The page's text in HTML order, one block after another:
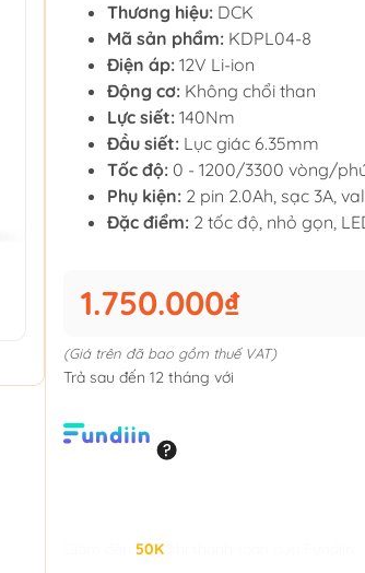
Thương hiệu: DCK
Mã sản phẩm: KDPL04-8
Điện áp: 12V Li-ion
Động cơ: Không chổi than
Lực siết: 140Nm
Đầu siết: Lục giác 6.35mm
Tốc độ: 0 - 1200/3300 vòng/
Phụ kiện: 2 pin 2.0Ah, sạc 3A,
Đặc điểm: 2 tốc độ, nhỏ gọn,
1.750.000₫
(Giá trên đã bao gồm thuế VAT)
Trả sau đến 12 tháng với
50K